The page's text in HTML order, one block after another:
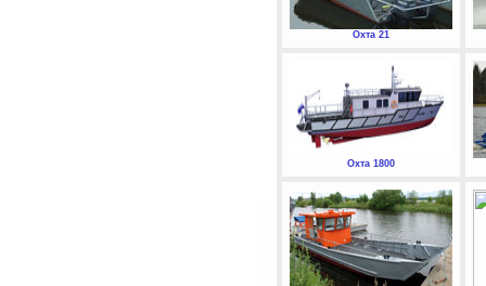
Охта 21
Охта 1800